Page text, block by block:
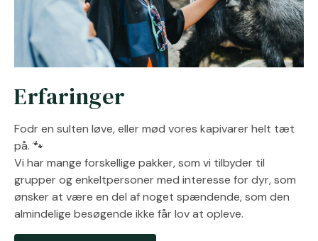
Erfaringer
Fodr en sulten løve, eller mød vores kapivarer helt tæt
på. 🐾
Vi har mange forskellige pakker, som vi tilbyder til
grupper og enkeltpersoner med interesse for dyr, som
ønsker at være en del af noget spændende, som den
almindelige besøgende ikke får lov at opleve.